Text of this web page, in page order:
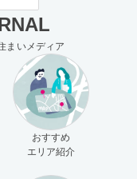
まいメディア
おすすめ
エリア紹介